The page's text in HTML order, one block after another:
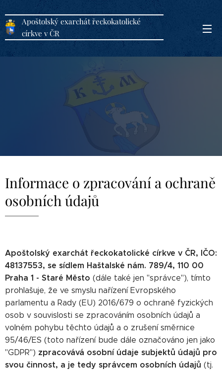
Apoštolský exarchát řeckokatolické
církve v ČR
Informace o zpracování a ochraně
osobních údajů
Apoštolský exarchát řeckokatolické církve v ČR, IČO:
48137553, se sídlem Haštalské nám. 789/4, 110 00
Praha 1 - Staré Město (dále také jen "správce"), tímto
prohlašuje, že ve smyslu nařízení Evropského
parlamentu a Rady (EU) 2016/679 o ochraně fyzických
osob v souvislosti se zpracováním osobních údajů a
volném pohybu těchto údajů a o zrušení směrnice
95/46/ES (toto nařízení bude dále označováno jen jako
"GDPR") zpracovává osobní údaje subjektů údajů pro
svou činnost, a je tedy správcem osobních údajů (tj.